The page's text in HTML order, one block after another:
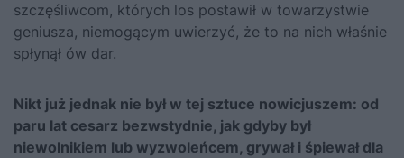
szczęśliwcom, których los postawił w towarzystwie
geniusza, niemogącym uwierzyć, że to na nich właśnie
spłynął ów dar.
Nikt już jednak nie był w tej sztuce nowicjuszem: od
paru lat cesarz bezwstydnie, jak gdyby był
niewolnikiem lub wyzwoleńcem, grywał i śpiewał dla